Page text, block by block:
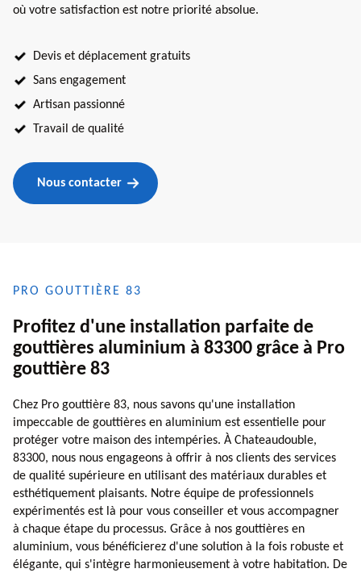
où votre satisfaction est notre priorité absolue.
Devis et déplacement gratuits
Sans engagement
Artisan passionné
Travail de qualité
Nous contacter
PRO GOUTTIÈRE 83
Profitez d'une installation parfaite de
gouttières aluminium à 83300 grâce à Pro
gouttière 83
Chez Pro gouttière 83, nous savons qu'une installation
impeccable de gouttières en aluminium est essentielle pour
protéger votre maison des intempéries. À Chateaudouble,
83300, nous nous engageons à offrir à nos clients des services
de qualité supérieure en utilisant des matériaux durables et
esthétiquement plaisants. Notre équipe de professionnels
expérimentés est là pour vous conseiller et vous accompagner
à chaque étape du processus. Grâce à nos gouttières en
aluminium, vous bénéficierez d'une solution à la fois robuste et
élégante, qui s'intègre harmonieusement à votre habitation. De